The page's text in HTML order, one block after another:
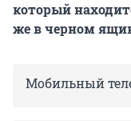
который
же в черном
Мобильный